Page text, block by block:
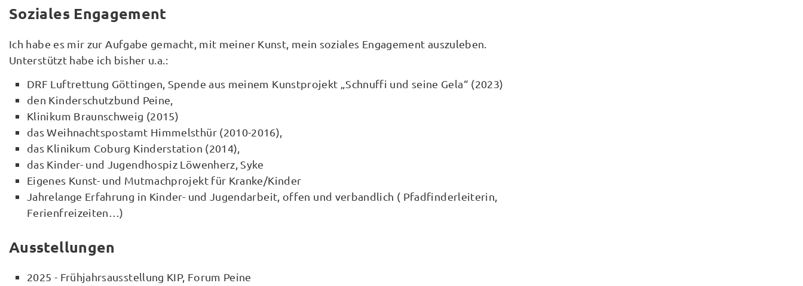
Soziales Engagement
Ich habe es mir zur Aufgabe gemacht, mit meiner Kunst, mein soziales Engagement auszuleben.
Unterstützt habe ich bisher u.a.:
DRF Luftrettung Göttingen, Spende aus meinem Kunstprojekt „Schnuffi und seine Gela“ (2023)
den Kinderschutzbund Peine,
Klinikum Braunschweig (2015)
das Weihnachtspostamt Himmelsthür (2010-2016),
das Klinikum Coburg Kinderstation (2014),
das Kinder- und Jugendhospiz Löwenherz, Syke
Eigenes Kunst- und Mutmachprojekt für Kranke/Kinder
Jahrelange Erfahrung in Kinder- und Jugendarbeit, offen und verbandlich ( Pfadfinderleiterin,
Ferienfreizeiten…)
Ausstellungen
2025 - Frühjahrsausstellung KIP, Forum Peine